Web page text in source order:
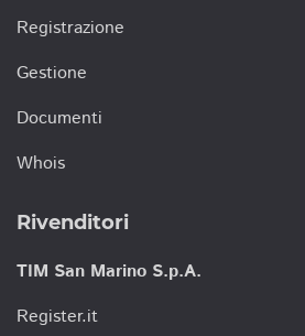
Registrazione
Gestione
Documenti
Whois
Rivenditori
TIM San Marino S.p.A.
Register.it